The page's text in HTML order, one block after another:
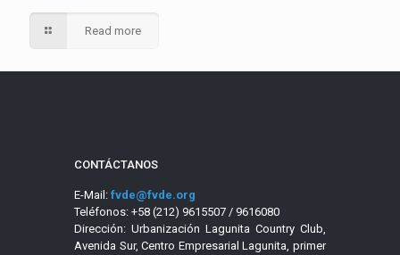
Read more
CONTÁCTANOS
E-Mail: fvde@fvde.org
Teléfonos: +58 (212) 9615507 / 9616080
Dirección: Urbanización Lagunita Country Club,
Avenida Sur, Centro Empresarial Lagunita, primer